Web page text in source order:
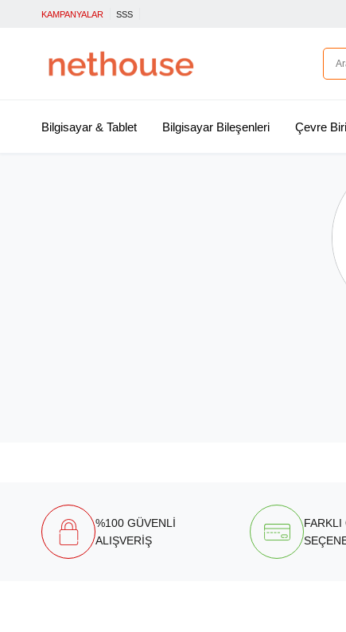
KAMPANYALAR SSS
Bilgisayar & Tablet Bilgisayar Bileşenleri Çevre
%100 GÜVENLİ
ALIŞVERİŞ
FARKLI